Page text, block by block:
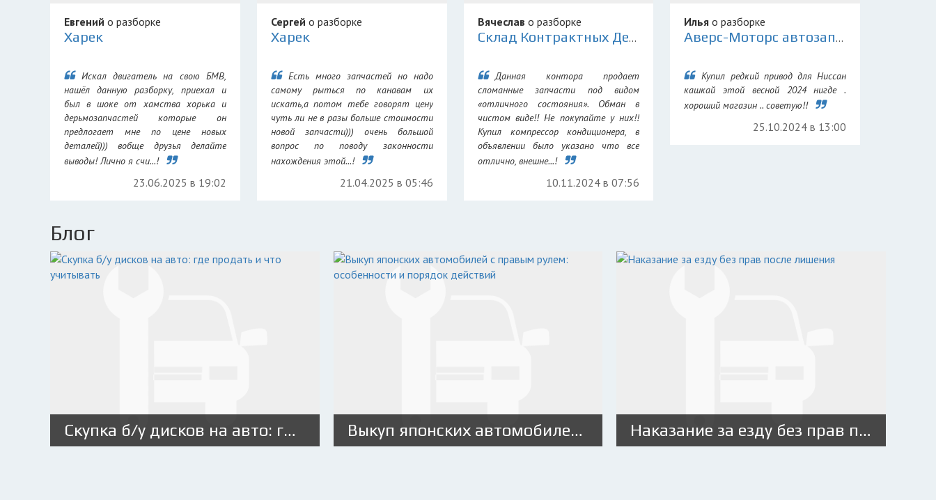
Евгений о разборке
Харек
Искал двигатель на свою БМВ,
нашёл данную разборку, приехал и
был в шоке от хамства хорька и
дерьмозапчастей которые он
предлогает мне по цене новых
деталей))) вобще друзья делайте
выводы! Лично я счи...!
23.06.2025 в 19:02
Сергей о разборке
Харек
Есть много запчастей но надо
самому рыться по канавам их
искать,а потом тебе говорят цену
чуть ли не в разы больше стоимости
новой запчасти))) очень большой
вопрос по поводу законности
нахождения этой...!
21.04.2025 в 05:46
Вячеслав о разборке
Склад Контрактных Деталей 78
Данная контора продает
сломанные запчасти под видом
«отличного состояния». Обман в
чистом виде!! Не покупайте у них!!
Купил компрессор кондиционера, в
объявлении было указано что все
отлично, внешне...!
10.11.2024 в 07:56
Илья о разборке
Аверс-Моторс автозапчасти для иномарок
Купил редкий привод для Ниссан
кашкай этой весной 2024 нигде .
хороший магазин .. советую!!
25.10.2024 в 13:00
Блог
Скупка б/у дисков на авто: где продать и что учитывать Выкуп японских автомобилей с правым рулем: особенности и порядок действий Наказание за езду без прав после лишения